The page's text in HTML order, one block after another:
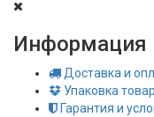
Информация
Доставка и
Упаковка
Гарантия и